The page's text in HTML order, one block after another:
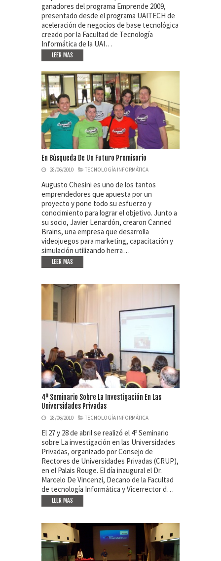
ganadores del programa Emprende 2009,
presentado desde el programa UAITECH de
aceleración de negocios de base tecnológica
creado por la Facultad de Tecnología
Informática de la UAI…
LEER MAS
En Búsqueda De Un Futuro Promisorio
28/06/2010 TECNOLOGÍA INFORMÁTICA
Augusto Chesini es uno de los tantos
emprendedores que apuesta por un
proyecto y pone todo su esfuerzo y
conocimiento para lograr el objetivo. Junto a
su socio, Javier Lenardón, crearon Canned
Brains, una empresa que desarrolla
videojuegos para marketing, capacitación y
simulación utilizando herra…
LEER MAS
4º Seminario Sobre La Investigación En Las
Universidades Privadas
28/06/2010 TECNOLOGÍA INFORMÁTICA
El 27 y 28 de abril se realizó el 4º Seminario
sobre La investigación en las Universidades
Privadas, organizado por Consejo de
Rectores de Universidades Privadas (CRUP),
en el Palais Rouge. El día inaugural el Dr.
Marcelo De Vincenzi, Decano de la Facultad
de tecnología Informática y Vicerrector d…
LEER MAS